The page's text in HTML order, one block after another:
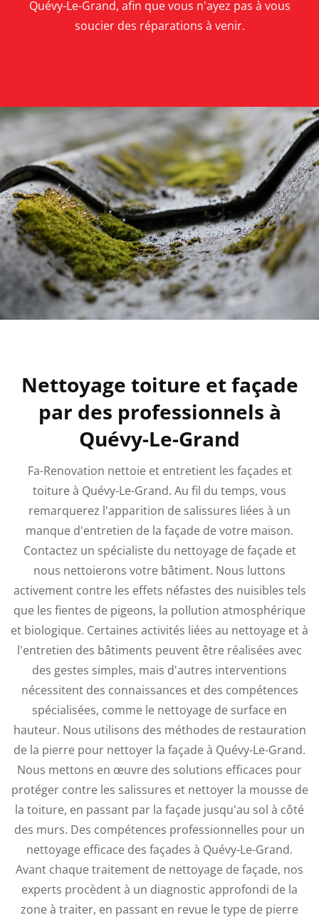
Quévy-Le-Grand, afin que vous n'ayez pas à vous
soucier des réparations à venir.
Nettoyage toiture et façade
par des professionnels à
Quévy-Le-Grand
Fa-Renovation nettoie et entretient les façades et
toiture à Quévy-Le-Grand. Au fil du temps, vous
remarquerez l'apparition de salissures liées à un
manque d'entretien de la façade de votre maison.
Contactez un spécialiste du nettoyage de façade et
nous nettoierons votre bâtiment. Nous luttons
activement contre les effets néfastes des nuisibles tels
que les fientes de pigeons, la pollution atmosphérique
et biologique. Certaines activités liées au nettoyage et à
l'entretien des bâtiments peuvent être réalisées avec
des gestes simples, mais d'autres interventions
nécessitent des connaissances et des compétences
spécialisées, comme le nettoyage de surface en
hauteur. Nous utilisons des méthodes de restauration
de la pierre pour nettoyer la façade à Quévy-Le-Grand.
Nous mettons en œuvre des solutions efficaces pour
protéger contre les salissures et nettoyer la mousse de
la toiture, en passant par la façade jusqu'au sol à côté
des murs. Des compétences professionnelles pour un
nettoyage efficace des façades à Quévy-Le-Grand.
Avant chaque traitement de nettoyage de façade, nos
experts procèdent à un diagnostic approfondi de la
zone à traiter, en passant en revue le type de pierre